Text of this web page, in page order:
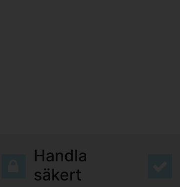
Handla
säkert